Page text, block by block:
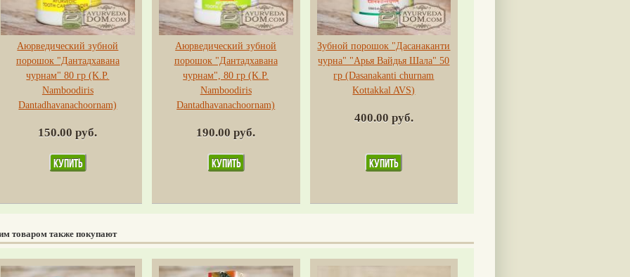
Аюрведический зубной
порошок "Дантадхавана
чурнам" 80 гр (K.P.
Namboodiris
Dantadhavanachoornam)
150.00 руб.
Аюрведический зубной
порошок "Дантадхавана
чурнам", 80 гр (K.P.
Namboodiris
Dantadhavanachoornam)
190.00 руб.
Зубной порошок "Дасанаканти
чурна" "Арья Вайдья Шала" 50
гр (Dasanakanti churnam
Kottakkal AVS)
400.00 руб.
товаром также покупают